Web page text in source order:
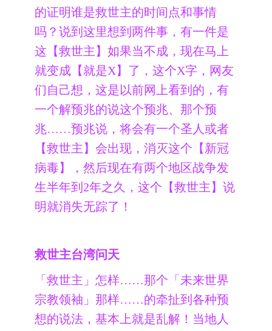
的证明谁是救世主的时间点和事情
吗？说到这里想到两件事，有一件是
这【救世主】如果当不成，现在马上
就变成【就是X】了，这个X字，网友
们自己想，这是以前网上看到的，有
一个解预兆的说这个预兆、那个预
兆……预兆说，将会有一个圣人或者
【救世主】会出现，消灭这个【新冠
病毒】，然后现在有两个地区战争发
生半年到2年之久，这个【救世主】说
明就消失无踪了！
救世主台湾问天
「救世主」怎样……那个「未来世界
宗教领袖」那样……的牵扯到各种预
想的说法，基本上就是乱解！当地人